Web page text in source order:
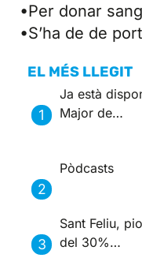
•Per donar
•S’ha de de
EL MÉS LLEGIT
Ja està
Major de…
Pòdcasts
Sant Feliu,
del 30%…